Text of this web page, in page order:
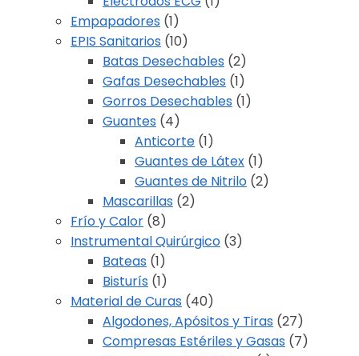
Empapadores (1)
EPIS Sanitarios (10)
Batas Desechables (2)
Gafas Desechables (1)
Gorros Desechables (1)
Guantes (4)
Anticorte (1)
Guantes de Látex (1)
Guantes de Nitrilo (2)
Mascarillas (2)
Frío y Calor (8)
Instrumental Quirúrgico (3)
Bateas (1)
Bisturís (1)
Material de Curas (40)
Algodones, Apósitos y Tiras (27)
Compresas Estériles y Gasas (7)